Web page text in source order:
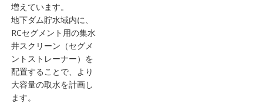
増えています。
地下ダム貯水域内に、
RCセグメント用の集水
井スクリーン（セグメ
ントストレーナー）を
配置することで、より
大容量の取水を計画し
ます。